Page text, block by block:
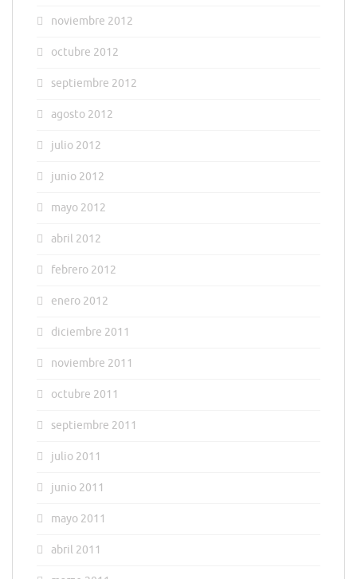
noviembre 2012
octubre 2012
septiembre 2012
agosto 2012
julio 2012
junio 2012
mayo 2012
abril 2012
febrero 2012
enero 2012
diciembre 2011
noviembre 2011
octubre 2011
septiembre 2011
julio 2011
junio 2011
mayo 2011
abril 2011